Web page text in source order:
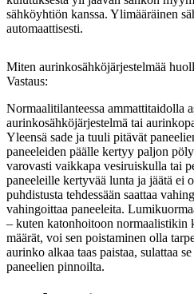
sähköyhtiön kanssa. Ylimääräinen
automaattisesti.
Miten aurinkosähköjärjestelmää
Vastaus:
Normaalitilanteessa ammattitaidolla
aurinkosähköjärjestelmä tai
Yleensä sade ja tuuli pitävät
paneeleiden päälle kertyy paljon
varovasti vaikkapa vesiruiskulla tai
paneeleille kertyvää lunta ja jäätä ei
puhdistusta tehdessään saattaa
vahingoittaa paneeleita.
– kuten katonhoitoon normaalistikin
määrät, voi sen poistaminen olla
aurinko alkaa taas paistaa, sulattaa
paneelien pinnoilta.